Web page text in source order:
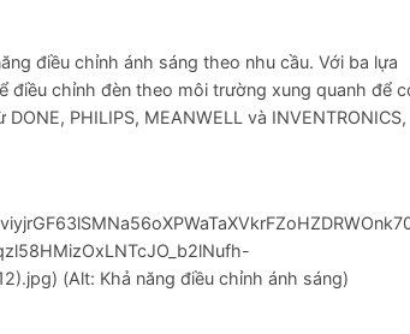
điều chỉnh ánh sáng theo nhu cầu. Với ba lựa
điều chỉnh đèn theo môi trường xung quanh để
PHILIPS, MEANWELL và INVENTRONICS,
(Alt: Khả năng điều chỉnh ánh sáng)